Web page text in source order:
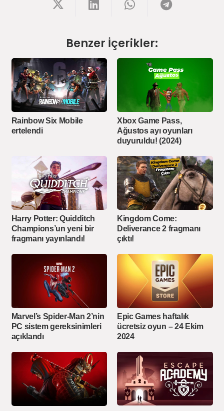
Benzer İçerikler:
Rainbow Six Mobile
ertelendi
Xbox Game Pass,
Ağustos ayı oyunları
duyuruldu! (2024)
Harry Potter: Quidditch
Champions’un yeni bir
fragmanı yayınlandı!
Kingdom Come:
Deliverance 2 fragmanı
çıktı!
Marvel’s Spider-Man 2’nin
PC sistem gereksinimleri
açıklandı
Epic Games haftalık
ücretsiz oyun – 24 Ekim
2024